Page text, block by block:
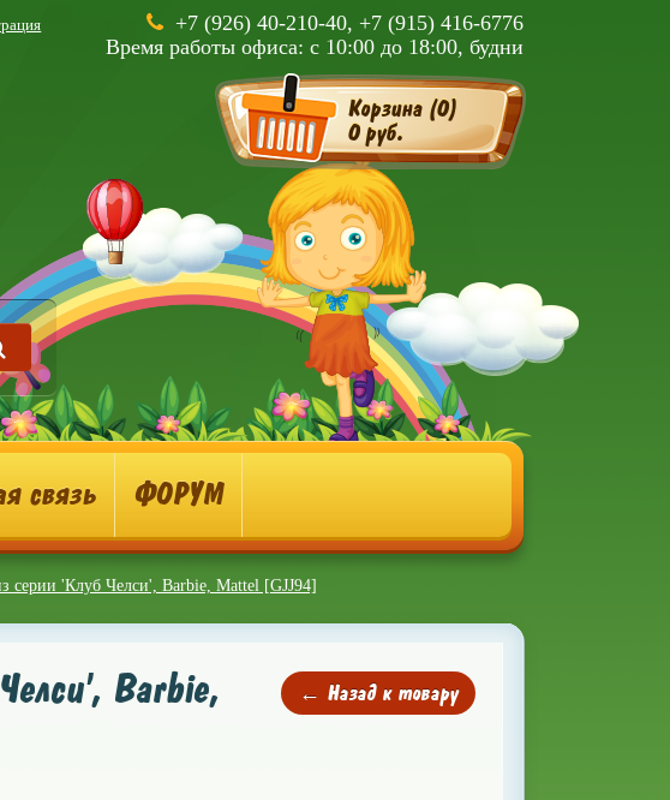
+7 (926) 40-210-40, +7 (915) 416-6776
Время работы офиса: с 10:00 до 18:00, будни
Корзина (0)
0 руб.
связь ФОРУМ
серии 'Клуб Челси', Barbie, Mattel [GJJ94]
Barbie, ← Назад к товару